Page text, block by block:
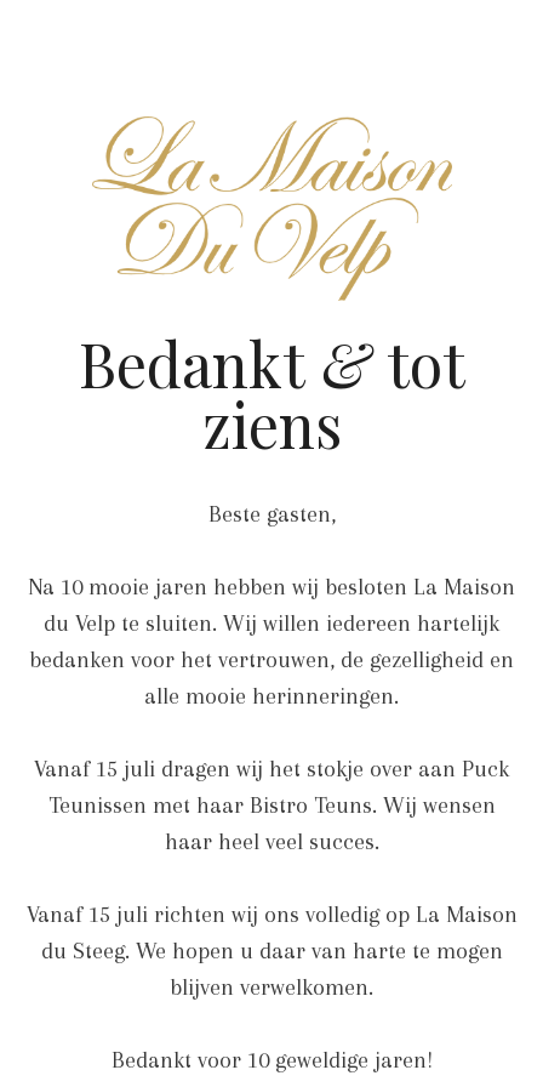
Bedankt&tot
ziens
Beste gasten,
Na 10 mooie jaren hebben wij besloten La Maison
du Velp te sluiten. Wij willen iedereen hartelijk
bedanken voor het vertrouwen, de gezelligheid en
alle mooie herinneringen.
Vanaf 15 juli dragen wij het stokje over aan Puck
Teunissen met haar Bistro Teuns. Wij wensen
haar heel veel succes.
Vanaf 15 juli richten wij ons volledig op La Maison
du Steeg. We hopen u daar van harte te mogen
blijven verwelkomen.
Bedankt voor 10 geweldige jaren!